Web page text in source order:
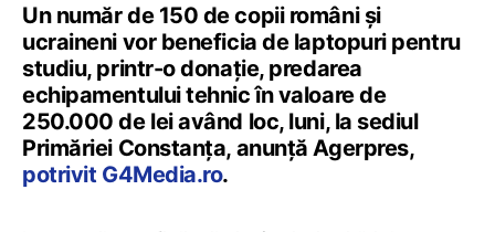
Un număr de 150 de copii români şi
ucraineni vor beneficia de laptopuri pentru
studiu, printr-o donaţie, predarea
echipamentului tehnic în valoare de
250.000 de lei având loc, luni, la sediul
Primăriei Constanţa, anunță Agerpres,
potrivit G4Media.ro.